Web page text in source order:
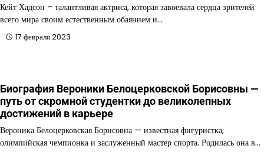
Кейт Хадсон – талантливая актриса, которая завоевала сердца зрителей
всего мира своим естественным обаянием и…
17 февраля 2023
Биография Вероники Белоцерковской Борисовны —
путь от скромной студентки до великолепных
достижений в карьере
Вероника Белоцерковская Борисовна — известная фигуристка,
олимпийская чемпионка и заслуженный мастер спорта. Родилась она в…